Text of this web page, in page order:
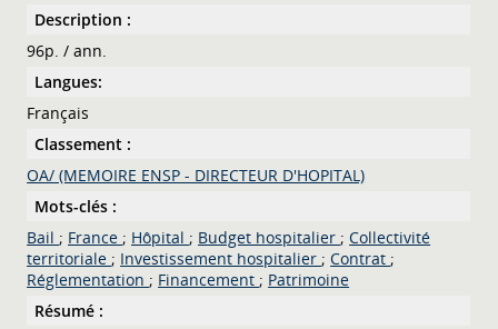
Description :
96p. / ann.
Langues:
Français
Classement :
OA/ (MEMOIRE ENSP - DIRECTEUR D'HOPITAL)
Mots-clés :
Bail ; France ; Hôpital ; Budget hospitalier ; Collectivité
territoriale ; Investissement hospitalier ; Contrat ;
Réglementation ; Financement ; Patrimoine
Résumé :